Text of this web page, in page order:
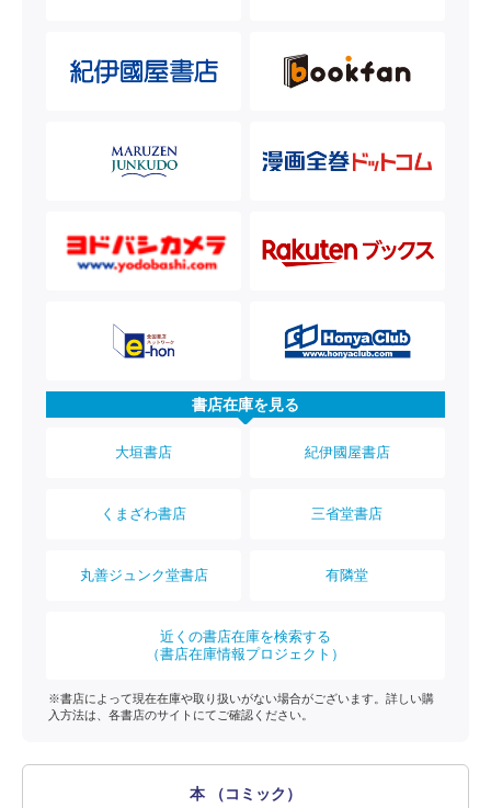
書店在庫を見る
大垣書店 紀伊國屋書店
くまざわ書店 三省堂書店
丸善ジュンク堂書店 有隣堂
近くの書店在庫を検索する
（書店在庫情報プロジェクト）
※書店によって現在在庫や取り扱いがない場合がございます。詳しい購
入方法は、各書店のサイトにてご確認ください。
本 （コミック）